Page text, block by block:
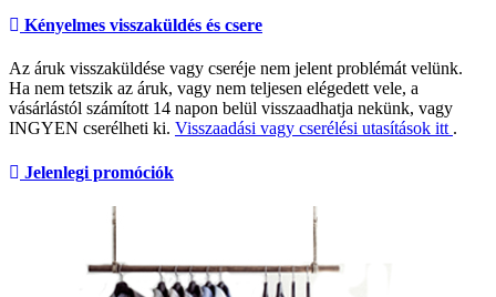
Kényelmes visszaküldés és csere
Az áruk visszaküldése vagy cseréje nem jelent problémát velünk.
Ha nem tetszik az áruk, vagy nem teljesen elégedett vele, a
vásárlástól számított 14 napon belül visszaadhatja nekünk, vagy
INGYEN cserélheti ki. Visszaadási vagy cserélési utasítások itt .
Jelenlegi promóciók